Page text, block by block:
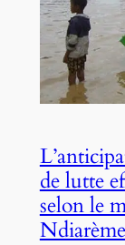
de lutte
selon le